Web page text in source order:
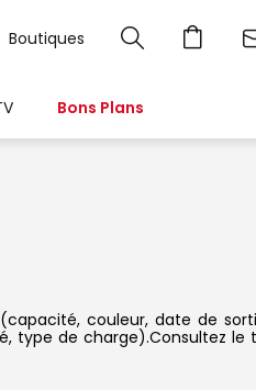
Boutiques
Bons Plans
(capacité, couleur, date de
type de charge).Consultez le